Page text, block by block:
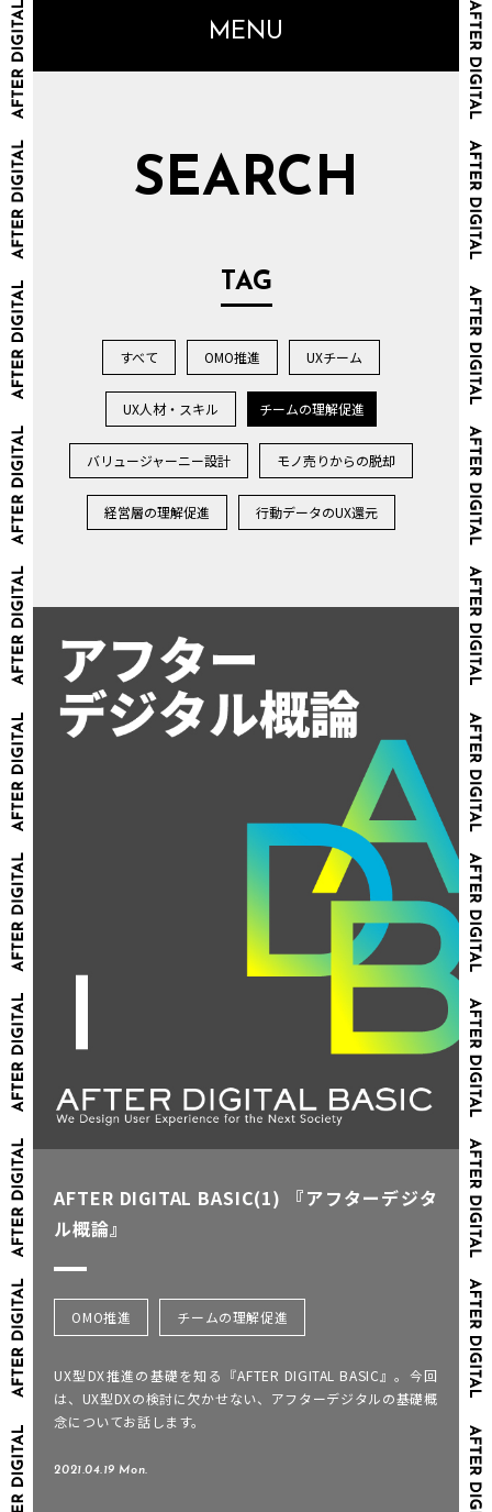
MENU
SEARCH
TAG
すべて OMO推進 UXチーム
UX人材・スキル チームの理解促進
バリュージャーニー設計 モノ売りからの脱却
経営層の理解促進 行動データのUX還元
AFTER DIGITAL BASIC(1) 『アフターデジタ
ル概論』
OMO推進 チームの理解促進
UX型DX推進の基礎を知る『AFTER DIGITAL BASIC』。今回
は、UX型DXの検討に欠かせない、アフターデジタルの基礎概
念についてお話します。
2021.04.19 Mon.